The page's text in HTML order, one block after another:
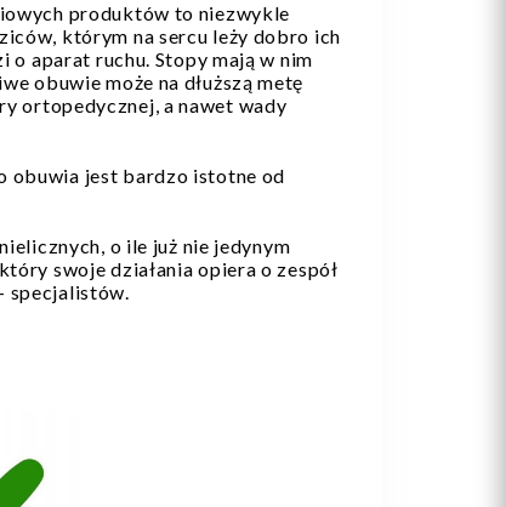
produktów to niezwykle
którym na sercu leży dobro ich
o aparat ruchu. Stopy mają w nim
obuwie może na dłuższą metę
ortopedycznej, a nawet wady
obuwia jest bardzo istotne od
o ile już nie jedynym
swoje działania opiera o zespół
specjalistów.